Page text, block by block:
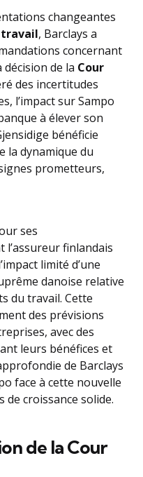
changeantes
travail, Barclays a
concernant
décision de la Cour
des incertitudes
l’impact sur Sampo
à élever son
bénéficie
la dynamique du
prometteurs,
ses
l’assureur finlandais
limité d’une
danoise relative
du travail. Cette
des prévisions
avec des
leurs bénéfices et
de Barclays
face à cette nouvelle
de croissance solide.
de la Cour